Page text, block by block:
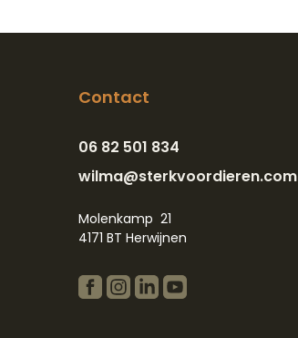
Contact
06 82 501 834
wilma@sterkvoordieren.com
Molenkamp 21
4171 BT Herwijnen